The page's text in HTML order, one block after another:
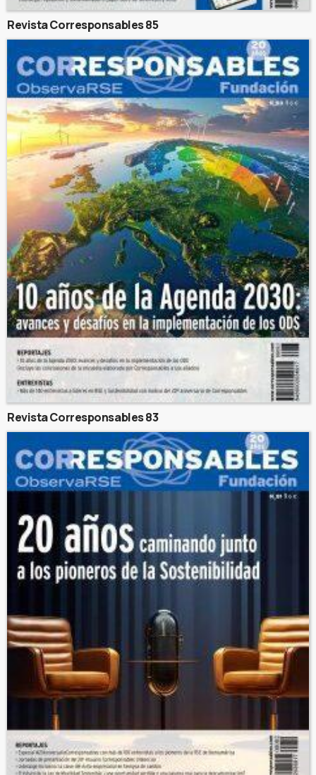
Revista Corresponsables 85
Revista Corresponsables 83